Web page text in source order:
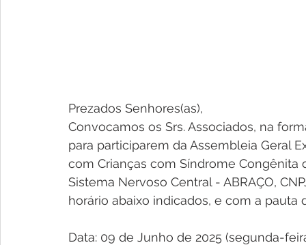
Prezados Senhores(as),
Convocamos os Srs. Associados, na
para participarem da Assembleia Geral
com Crianças com Síndrome
Sistema Nervoso Central - ABRAÇO,
horário abaixo indicados, e com a
Data: 09 de Junho de 2025 (segunda-